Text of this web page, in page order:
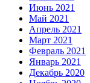
Июнь 2021
Май 2021
Апрель 2021
Март 2021
Февраль 2021
Январь 2021
Декабрь 2020